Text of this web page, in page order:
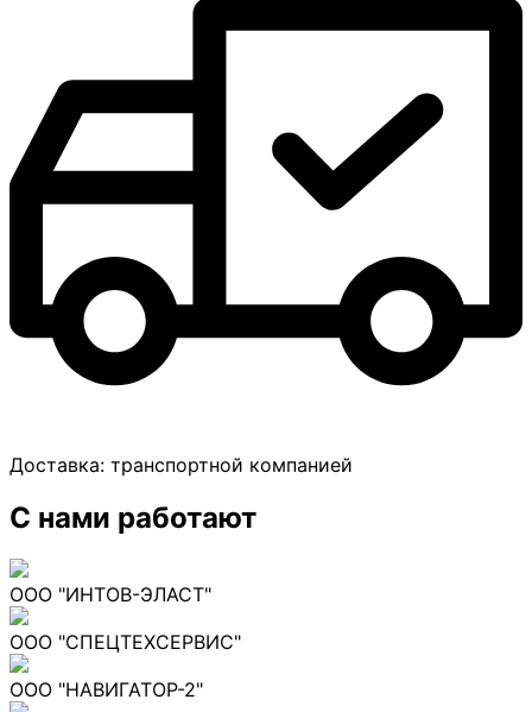
Доставка: транспортной компанией
С нами работают
ООО "ИНТОВ-ЭЛАСТ"
ООО "СПЕЦТЕХСЕРВИС"
ООО "НАВИГАТОР-2"